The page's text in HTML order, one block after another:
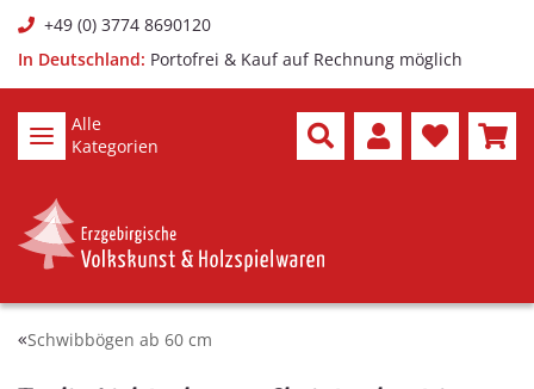
+49 (0) 3774 8690120
In Deutschland: Portofrei & Kauf auf Rechnung möglich
Alle
Kategorien
Schwibbögen ab 60 cm